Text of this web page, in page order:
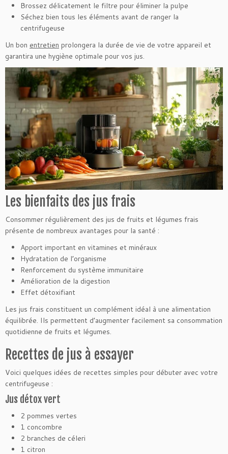
Brossez délicatement le filtre pour éliminer la pulpe
Séchez bien tous les éléments avant de ranger la
centrifugeuse
Un bon entretien prolongera la durée de vie de votre appareil et
garantira une hygiène optimale pour vos jus.
Les bienfaits des jus frais
Consommer régulièrement des jus de fruits et légumes frais
présente de nombreux avantages pour la santé :
Apport important en vitamines et minéraux
Hydratation de l’organisme
Renforcement du système immunitaire
Amélioration de la digestion
Effet détoxifiant
Les jus frais constituent un complément idéal à une alimentation
équilibrée. Ils permettent d’augmenter facilement sa consommation
quotidienne de fruits et légumes.
Recettes de jus à essayer
Voici quelques idées de recettes simples pour débuter avec votre
centrifugeuse :
Jus détox vert
2 pommes vertes
1 concombre
2 branches de céleri
1 citron